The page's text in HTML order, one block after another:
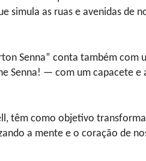
simula as ruas e avenidas de
Senna” conta também com
Senna! — com um capacete e
têm como objetivo
a mente e o coração de